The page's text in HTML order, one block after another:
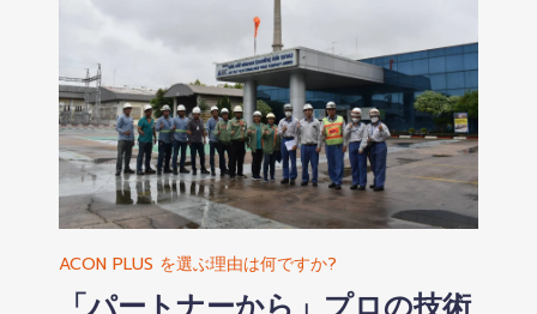
ACON PLUS を選ぶ理由は何ですか?